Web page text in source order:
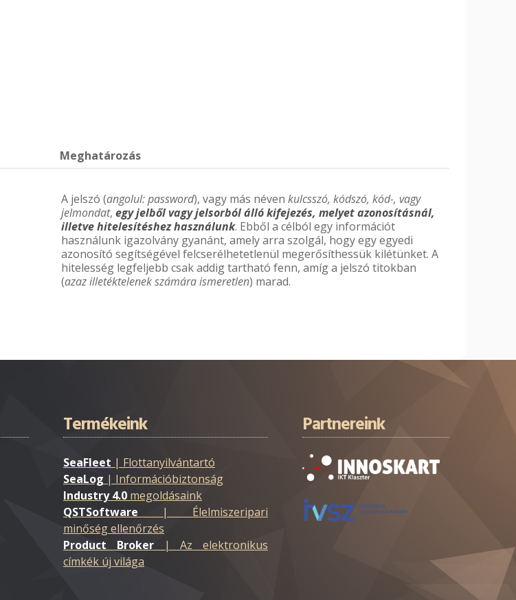
Meghatározás
A jelszó (angolul: password), vagy más néven kulcsszó, kódszó, kód-, vagy
jelmondat, egy jelből vagy jelsorból álló kifejezés, melyet azonosításnál,
illetve hitelesítéshez használunk. Ebből a célból egy információt
használunk igazolvány gyanánt, amely arra szolgál, hogy egy egyedi
azonosító segítségével felcserélhetetlenül megerősíthessük kilétünket. A
hitelesség legfeljebb csak addig tartható fenn, amíg a jelszó titokban
(azaz illetéktelenek számára ismeretlen) marad.
Termékeink
SeaFleet | Flottanyilvántartó
SeaLog | Információbiztonság
Industry 4.0 megoldásaink
QSTSoftware | Élelmiszeripari
minőség ellenőrzés
Product Broker| Az elektronikus
címkék új világa
Partnereink